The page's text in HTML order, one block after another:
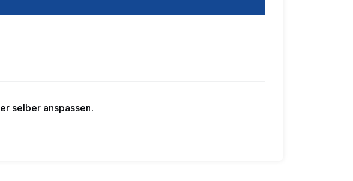
selber anspassen.